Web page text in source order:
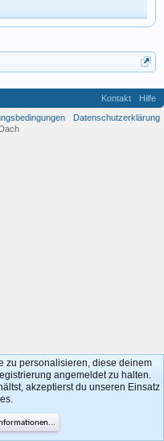
Kontakt
Hilfe
Datenschutzerklärung
zu personalisieren, diese deinem
angemeldet zu halten.
akzeptierst du unseren Einsatz